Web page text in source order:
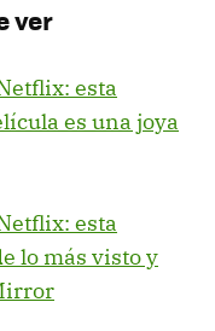
ver
esta
es una joya
esta
lo más visto y